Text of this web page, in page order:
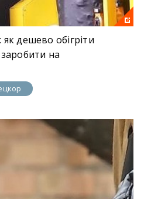
дешево обігріти
на